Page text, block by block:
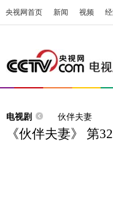
央视网首页 新闻 视频
电视剧 伙伴夫妻
《伙伴夫妻》 第